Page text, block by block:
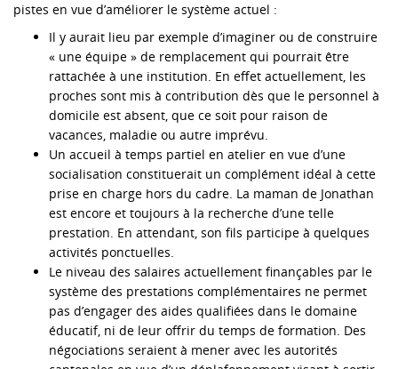
pistes en vue d’améliorer le système actuel :
Il y aurait lieu par exemple d’imaginer ou de construire
« une équipe » de remplacement qui pourrait être
rattachée à une institution. En effet actuellement, les
proches sont mis à contribution dès que le personnel à
domicile est absent, que ce soit pour raison de
vacances, maladie ou autre imprévu.
Un accueil à temps partiel en atelier en vue d’une
socialisation constituerait un complément idéal à cette
prise en charge hors du cadre. La maman de Jonathan
est encore et toujours à la recherche d’une telle
prestation. En attendant, son fils participe à quelques
activités ponctuelles.
Le niveau des salaires actuellement finançables par le
système des prestations complémentaires ne permet
pas d’engager des aides qualifiées dans le domaine
éducatif, ni de leur offrir du temps de formation. Des
négociations seraient à mener avec les autorités